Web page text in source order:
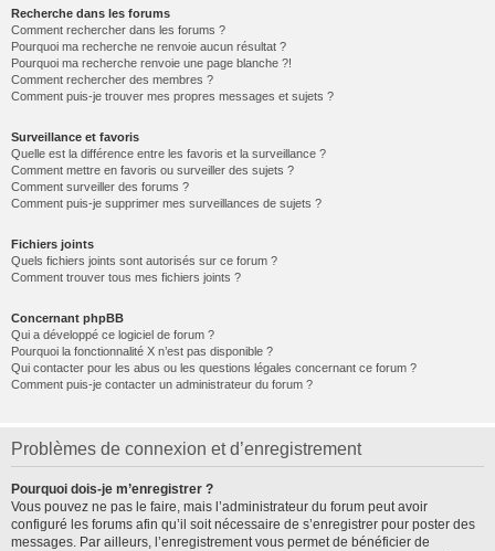
Recherche dans les forums
Comment rechercher dans les forums ?
Pourquoi ma recherche ne renvoie aucun résultat ?
Pourquoi ma recherche renvoie une page blanche ?!
Comment rechercher des membres ?
Comment puis-je trouver mes propres messages et sujets ?
Surveillance et favoris
Quelle est la différence entre les favoris et la surveillance ?
Comment mettre en favoris ou surveiller des sujets ?
Comment surveiller des forums ?
Comment puis-je supprimer mes surveillances de sujets ?
Fichiers joints
Quels fichiers joints sont autorisés sur ce forum ?
Comment trouver tous mes fichiers joints ?
Concernant phpBB
Qui a développé ce logiciel de forum ?
Pourquoi la fonctionnalité X n’est pas disponible ?
Qui contacter pour les abus ou les questions légales concernant ce forum ?
Comment puis-je contacter un administrateur du forum ?
Problèmes de connexion et d’enregistrement
Pourquoi dois-je m’enregistrer ?
Vous pouvez ne pas le faire, mais l’administrateur du forum peut avoir
configuré les forums afin qu’il soit nécessaire de s’enregistrer pour poster des
messages. Par ailleurs, l’enregistrement vous permet de bénéficier de